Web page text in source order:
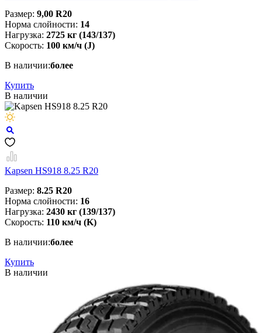
Размер: 9,00 R20
Норма слойности: 14
Нагрузка: 2725 кг (143/137)
Скорость: 100 км/ч (J)
В наличии:более
Купить
В наличии
Kapsen HS918 8.25 R20
Размер: 8.25 R20
Норма слойности: 16
Нагрузка: 2430 кг (139/137)
Скорость: 110 км/ч (K)
В наличии:более
Купить
В наличии